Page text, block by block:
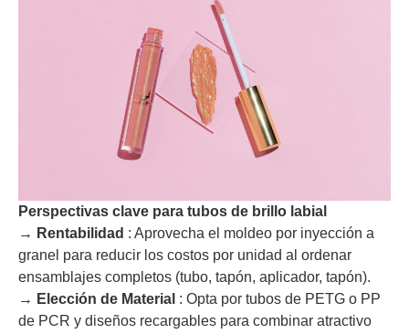
Perspectivas clave para tubos de brillo labial
→ Rentabilidad : Aprovecha el moldeo por inyección a
granel para reducir los costos por unidad al ordenar
ensamblajes completos (tubo, tapón, aplicador, tapón).
→ Elección de Material : Opta por tubos de PETG o PP
de PCR y diseños recargables para combinar atractivo